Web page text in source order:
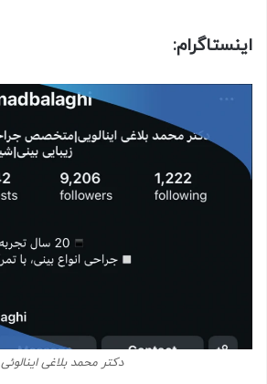
اینستاگرام:
دکتر محمد بلاغی اینالوئی